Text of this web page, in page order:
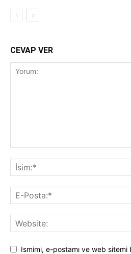
CEVAP VER
Ismimi, e-postamı ve web